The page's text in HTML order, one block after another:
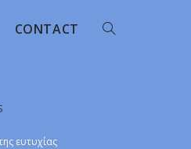
CONTACT
ευτυχίας